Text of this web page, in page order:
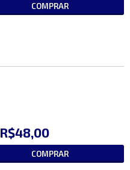
COMPRAR
R$48,00
COMPRAR